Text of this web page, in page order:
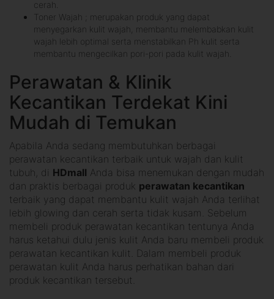
cerah.
Toner Wajah ; merupakan produk yang dapat
menyegarkan kulit wajah, membantu melembabkan kulit
wajah lebih optimal serta menstabilkan Ph kulit serta
membantu mengecilkan pori-pori pada kulit wajah.
Perawatan & Klinik
Kecantikan Terdekat Kini
Mudah di Temukan
Apabila Anda sedang membutuhkan berbagai
perawatan kecantikan terbaik untuk wajah dan kulit
tubuh, di HDmall Anda bisa menemukan dengan mudah
dan praktis berbagai produk perawatan kecantikan
terbaik yang dapat membantu kulit wajah Anda terlihat
lebih glowing dan cerah serta tidak kusam. Sebelum
membeli produk perawatan kecantikan tentunya Anda
harus ketahui dulu jenis kulit Anda baru membeli produk
perawatan kecantikan kulit. Dalam membeli produk
perawatan kulit Anda harus perhatikan bahan dari
produk kecantikan tersebut.